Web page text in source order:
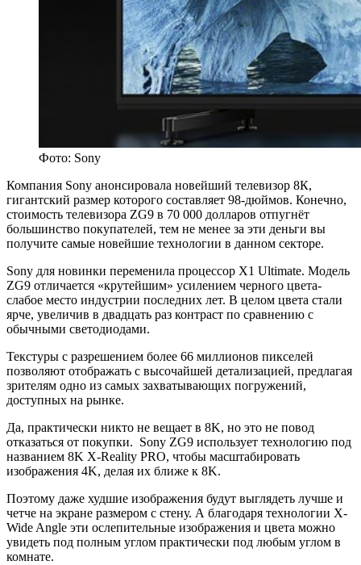
Фото: Sony
Компания Sony анонсировала новейший телевизор 8К,
гигантский размер которого составляет 98-дюймов. Конечно,
стоимость телевизора ZG9 в 70 000 долларов отпугнёт
большинство покупателей, тем не менее за эти деньги вы
получите самые новейшие технологии в данном секторе.
Sony для новинки переменила процессор X1 Ultimate. Модель
ZG9 отличается «крутейшим» усилением черного цвета-
слабое место индустрии последних лет. В целом цвета стали
ярче, увеличив в двадцать раз контраст по сравнению с
обычными светодиодами.
Текстуры с разрешением более 66 миллионов пикселей
позволяют отображать с высочайшей детализацией, предлагая
зрителям одно из самых захватывающих погружений,
доступных на рынке.
Да, практически никто не вещает в 8K, но это не повод
отказаться от покупки. Sony ZG9 использует технологию под
названием 8K X-Reality PRO, чтобы масштабировать
изображения 4K, делая их ближе к 8K.
Поэтому даже худшие изображения будут выглядеть лучше и
четче на экране размером с стену. А благодаря технологии X-
Wide Angle эти ослепительные изображения и цвета можно
увидеть под полным углом практически под любым углом в
комнате.